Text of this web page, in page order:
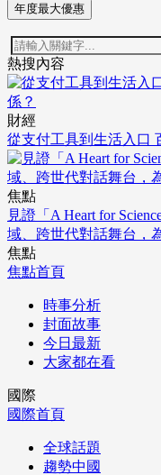
年度最大優惠
熱搜內容
財經
從支付工具到生活入口
焦點
見證「A Heart for
域、跨世代對話舞台，
焦點
焦點首頁
時事分析
封面故事
今日最新
大家都在看
國際
國際首頁
全球話題
趨勢中國